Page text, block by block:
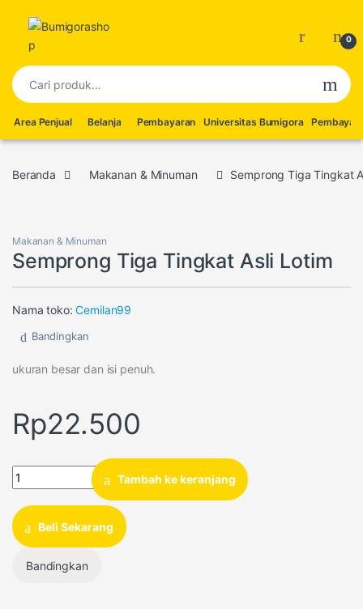
0
Pencarian untuk:
Area Penjual Belanja Pembayaran Universitas Bumigora
Beranda Makanan & Minuman Semprong Tiga Tingkat
Makanan & Minuman
Semprong Tiga Tingkat Asli Lotim
Nama toko:Cemilan99
Bandingkan
ukuran besar dan isi penuh.
Rp22.500
Quantity
Tambah ke keranjang
Beli Sekarang
Bandingkan